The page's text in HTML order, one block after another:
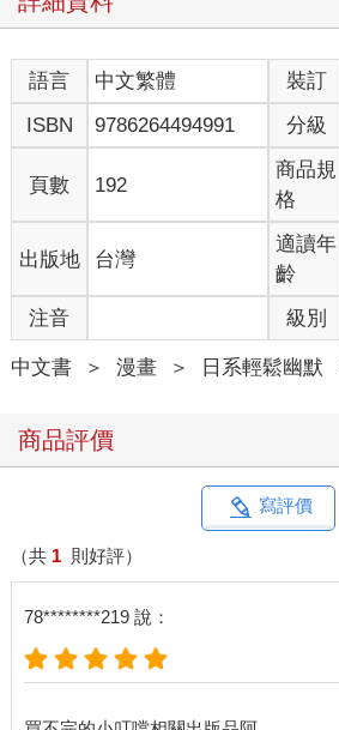
語言 中文繁體 裝訂
ISBN
9786264494991 分級
頁數 192
商品規
格
出版地 台灣
適讀年
齡
注音 級別
中文書 ＞ 漫畫 ＞ 日系輕鬆幽默
商品評價
寫評價
（共 1 則好評）
78********219 說：